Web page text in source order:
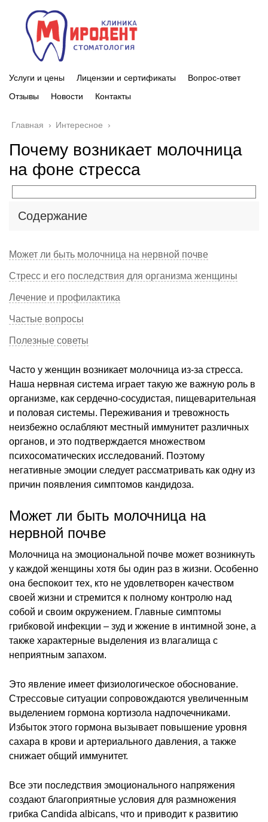
Услуги и цены Лицензии и сертификаты
Вопрос-ответ
Отзывы
Новости Контакты
Главная › Интересное ›
Почему возникает молочница
на фоне стресса
Содержание
Может ли быть молочница на нервной почве
Стресс и его последствия для организма женщины
Лечение и профилактика
Частые вопросы
Полезные советы
Часто у женщин возникает молочница из-за стресса.
Наша нервная система играет такую же важную роль в
организме, как сердечно-сосудистая, пищеварительная
и половая системы. Переживания и тревожность
неизбежно ослабляют местный иммунитет различных
органов, и это подтверждается множеством
психосоматических исследований. Поэтому
негативные эмоции следует рассматривать как одну из
причин появления симптомов кандидоза.
Может ли быть молочница на
нервной почве
Молочница на эмоциональной почве может возникнуть
у каждой женщины хотя бы один раз в жизни. Особенно
она беспокоит тех, кто не удовлетворен качеством
своей жизни и стремится к полному контролю над
собой и своим окружением. Главные симптомы
грибковой инфекции – зуд и жжение в интимной зоне, а
также характерные выделения из влагалища с
неприятным запахом.
Это явление имеет физиологическое обоснование.
Стрессовые ситуации сопровождаются увеличенным
выделением гормона кортизола надпочечниками.
Избыток этого гормона вызывает повышение уровня
сахара в крови и артериального давления, а также
снижает общий иммунитет.
Все эти последствия эмоционального напряжения
создают благоприятные условия для размножения
грибка Candida albicans, что и приводит к развитию